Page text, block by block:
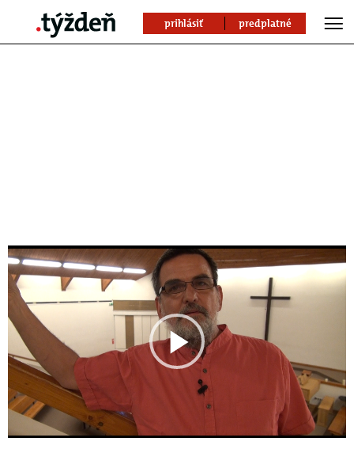
prihlásiť predplatné
Play
Video